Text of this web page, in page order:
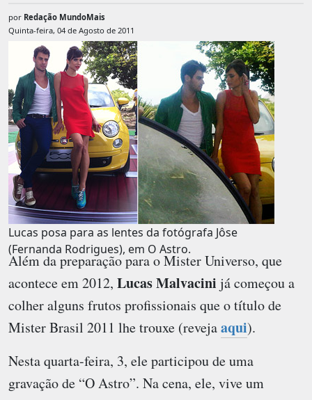
por Redação MundoMais
Quinta-feira, 04 de Agosto de 2011
Lucas posa para as lentes da fotógrafa Jôse
(Fernanda Rodrigues), em O Astro.
Além da preparação para o Mister Universo, que
acontece em 2012, Lucas Malvacini já começou a
colher alguns frutos profissionais que o título de
Mister Brasil 2011 lhe trouxe (revejaaqui).
Nesta quarta-feira, 3, ele participou de uma
gravação de “O Astro”. Na cena, ele, vive um